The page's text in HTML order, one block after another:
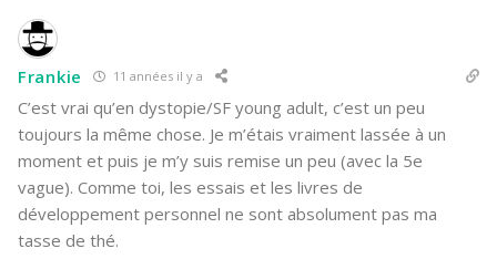
Frankie 11 années il y a
C’est vrai qu’en dystopie/SF young adult, c’est un peu
toujours la même chose. Je m’étais vraiment lassée à un
moment et puis je m’y suis remise un peu (avec la 5e
vague). Comme toi, les essais et les livres de
développement personnel ne sont absolument pas ma
tasse de thé.